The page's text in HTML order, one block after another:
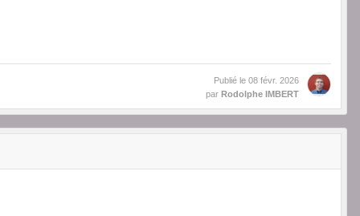
Publié le 08 févr. 2026
par Rodolphe IMBERT